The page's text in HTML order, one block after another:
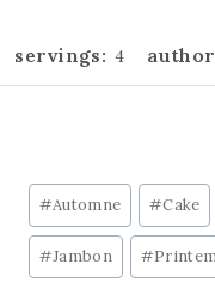
servings: 4
Étiquettes
de
la
#Automne #Cake
#Jambon #